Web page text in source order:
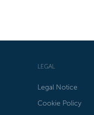
LEGAL
Legal Notice
Cookie Policy